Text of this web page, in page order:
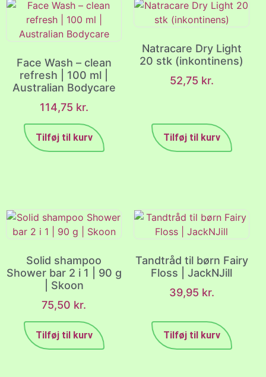
Face Wash – clean
refresh | 100 ml |
Australian Bodycare
114,75 kr.
Tilføj til kurv
Natracare Dry Light
20 stk (inkontinens)
52,75 kr.
Tilføj til kurv
Solid shampoo
Shower bar 2 i 1 | 90 g
| Skoon
75,50 kr.
Tilføj til kurv
Tandtråd til børn Fairy
Floss | JackNJill
39,95 kr.
Tilføj til kurv